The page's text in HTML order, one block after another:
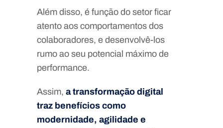
Além disso, é função do setor ficar
atento aos comportamentos dos
colaboradores, e desenvolvê-los
rumo ao seu potencial máximo de
performance.
Assim, a transformação digital
traz benefícios como
modernidade, agilidade e